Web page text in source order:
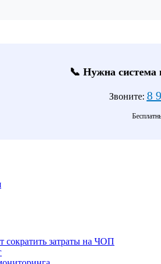
📞 Нужна система
Звоните: 8
сократить затраты на ЧОП